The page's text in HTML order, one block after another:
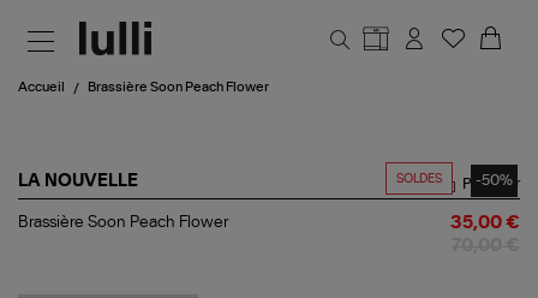
Accueil Brassière Soon Peach Flower
SOLDES -50%
LA NOUVELLE
Brassière
Partager
Brassière Soon Peach Flower 35,00 €